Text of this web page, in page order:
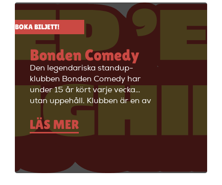
BOKA BILJETT!
Bonden Comedy
Den legendariska standup-
klubben Bonden Comedy har
under 15 år kört varje vecka
utan uppehåll. Klubben är en av
Stockholms äldsta
standupklubbar och är känd för
att ha de bästa komikerna i
välkommen till Big Ben Stand
LÄS MER